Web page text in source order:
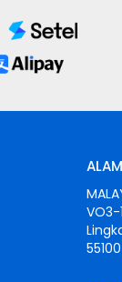
VO3-